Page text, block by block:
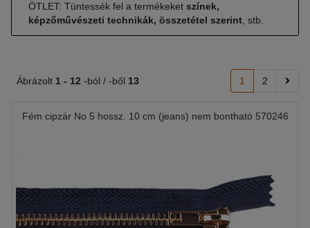
ÖTLET: Tüntessék fel a termékeket színek,
képzőművészeti technikák, összetétel szerint , stb.
Ábrázolt 1 - 12 -ból / -ből 13 1 2
Fém cipzár No 5 hossz. 10 cm (jeans) nem bontható 570246